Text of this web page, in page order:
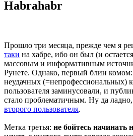
Habrahabr
Прошло три месяца, прежде чем я
таки на хабре, ибо он был (и
массовым и информативным
Рунете. Однако, первый блин комом:
неудачных (=непрофессиональных)
пользователя заминусовали, и
стало проблематичным. Ну да
второго пользователя.
Метка третья: не бойтесь начинать